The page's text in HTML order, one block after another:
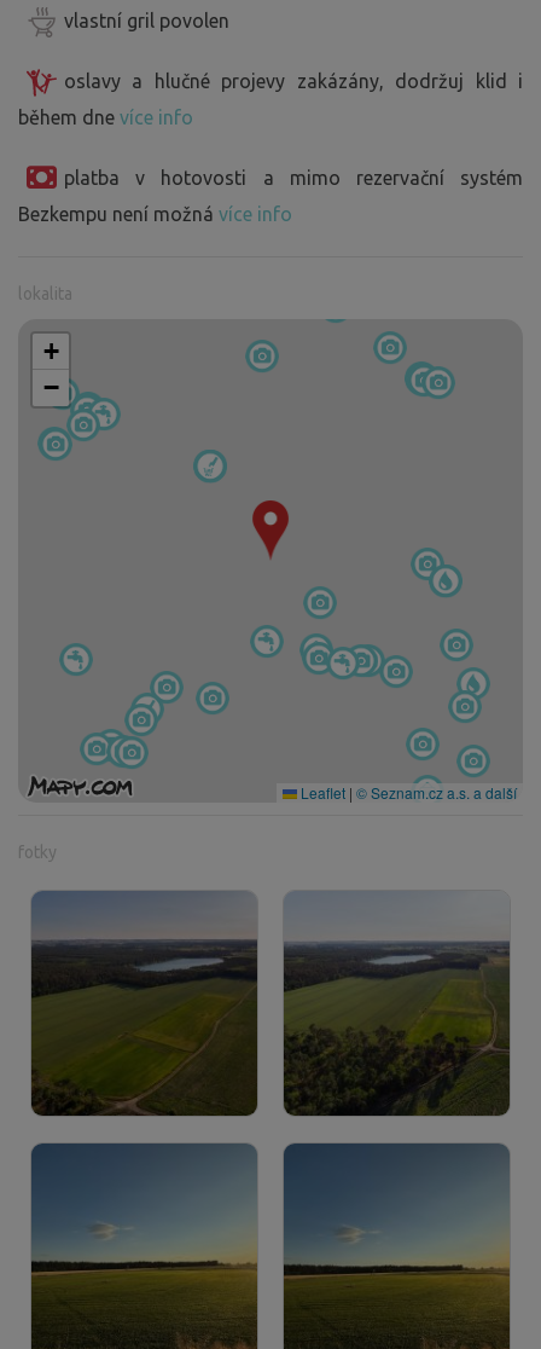
vlastní gril povolen
oslavy a hlučné projevy zakázány, dodržuj klid i
během dne více info
platba v hotovosti a mimo rezervační systém
Bezkempu není možná více info
lokalita
+
−
Leaflet | © Seznam.cz a.s. a další
fotky